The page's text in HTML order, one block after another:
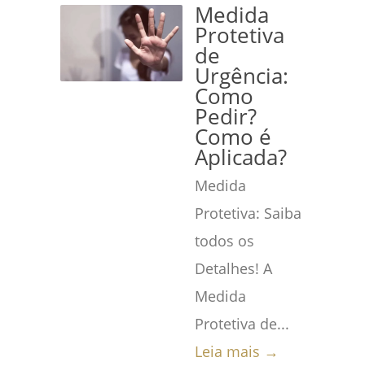
Medida
Protetiva
de
Urgência:
Como
Pedir?
Como é
Aplicada?
Medida
Protetiva: Saiba
todos os
Detalhes! A
Medida
Protetiva de...
Leia mais →